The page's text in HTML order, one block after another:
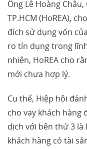
Ông Lê Hoàng
TP.HCM (HoREA),
đích sử dụng vốn
ro tín dụng trong
nhiên, HoREA cho
mới chưa hợp lý.
Cụ thể, Hiệp hội
cho vay khách
dịch với bên thứ 3
khách hàng có tài